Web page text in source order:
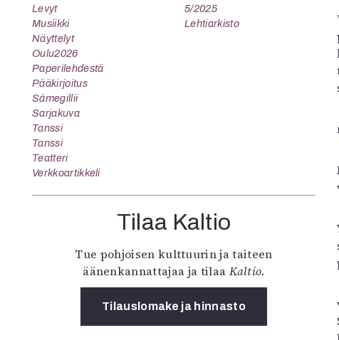
Levyt
Musiikki
Näyttelyt
Oulu2026
Paperilehdestä
Pääkirjoitus
Sámegillii
Sarjakuva
Tanssi
Tanssi
Teatteri
Verkkoartikkeli
5/2025
Lehtiarkisto
Tilaa Kaltio
Tue pohjoisen kulttuurin ja taiteen
äänenkannattajaa ja tilaa Kaltio.
Tilauslomake ja hinnasto